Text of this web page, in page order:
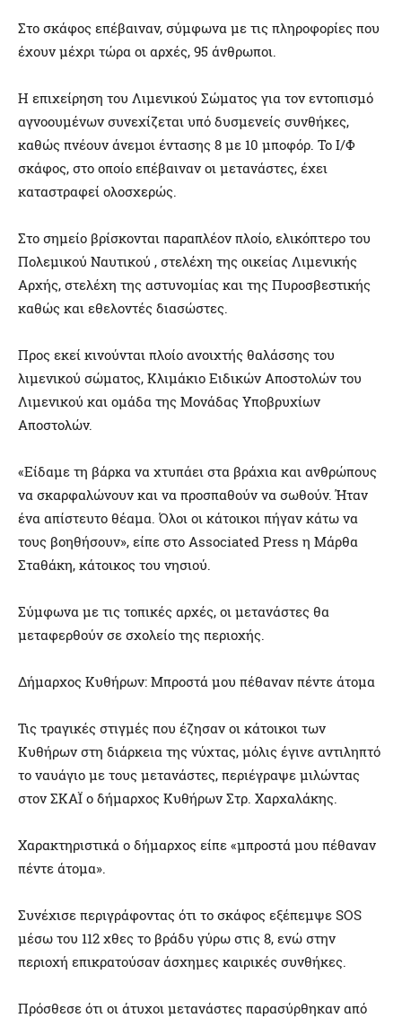
Στο σκάφος επέβαιναν, σύμφωνα με τις πληροφορίες που
έχουν μέχρι τώρα οι αρχές, 95 άνθρωποι.
Η επιχείρηση του Λιμενικού Σώματος για τον εντοπισμό
αγνοουμένων συνεχίζεται υπό δυσμενείς συνθήκες,
καθώς πνέουν άνεμοι έντασης 8 με 10 μποφόρ. Το Ι/Φ
σκάφος, στο οποίο επέβαιναν οι μετανάστες, έχει
καταστραφεί ολοσχερώς.
Στο σημείο βρίσκονται παραπλέον πλοίο, ελικόπτερο του
Πολεμικού Ναυτικού , στελέχη της οικείας Λιμενικής
Αρχής, στελέχη της αστυνομίας και της Πυροσβεστικής
καθώς και εθελοντές διασώστες.
Προς εκεί κινούνται πλοίο ανοιχτής θαλάσσης του
λιμενικού σώματος, Κλιμάκιο Ειδικών Αποστολών του
Λιμενικού και ομάδα της Μονάδας Υποβρυχίων
Αποστολών.
«Είδαμε τη βάρκα να χτυπάει στα βράχια και ανθρώπους
να σκαρφαλώνουν και να προσπαθούν να σωθούν. Ήταν
ένα απίστευτο θέαμα. Όλοι οι κάτοικοι πήγαν κάτω να
τους βοηθήσουν», είπε στο Associated Press η Μάρθα
Σταθάκη, κάτοικος του νησιού.
Σύμφωνα με τις τοπικές αρχές, οι μετανάστες θα
μεταφερθούν σε σχολείο της περιοχής.
Δήμαρχος Κυθήρων: Μπροστά μου πέθαναν πέντε άτομα
Τις τραγικές στιγμές που έζησαν οι κάτοικοι των
Κυθήρων στη διάρκεια της νύχτας, μόλις έγινε αντιληπτό
το ναυάγιο με τους μετανάστες, περιέγραψε μιλώντας
στον ΣΚΑΪ ο δήμαρχος Κυθήρων Στρ. Χαρχαλάκης.
Χαρακτηριστικά ο δήμαρχος είπε «μπροστά μου πέθαναν
πέντε άτομα».
Συνέχισε περιγράφοντας ότι το σκάφος εξέπεμψε SOS
μέσω του 112 χθες το βράδυ γύρω στις 8, ενώ στην
περιοχή επικρατούσαν άσχημες καιρικές συνθήκες.
Πρόσθεσε ότι οι άτυχοι μετανάστες παρασύρθηκαν από